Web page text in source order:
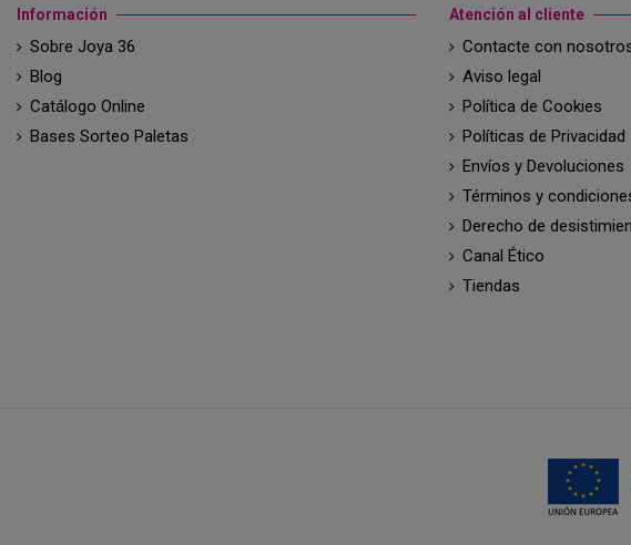
Información
Sobre Joya 36
Blog
Catálogo Online
Bases Sorteo Paletas
Atención al cliente
Contacte con
Aviso legal
Política de Cookies
Políticas de Privacidad
Envíos y Devoluciones
Términos y
Derecho de
Canal Ético
Tiendas